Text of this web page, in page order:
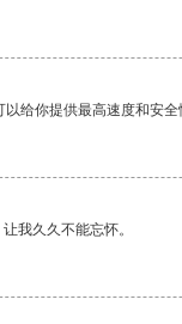
给你提供最高速度和安
我久久不能忘怀。